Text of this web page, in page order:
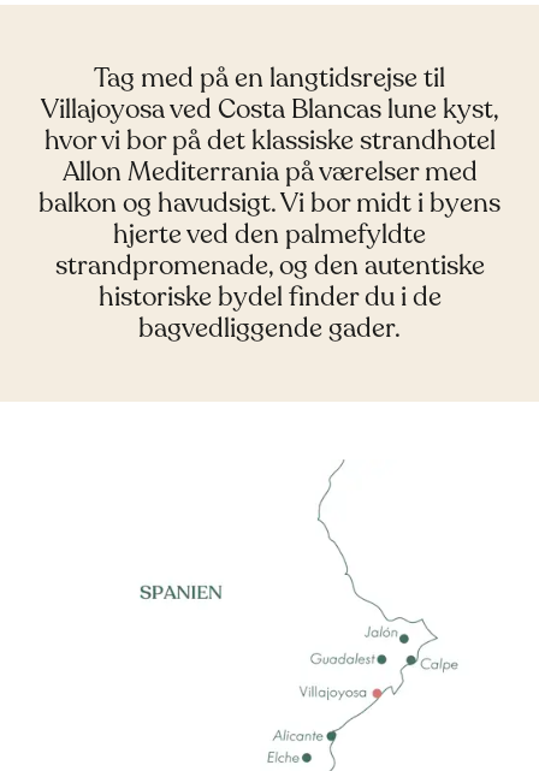
Tag med på en langtidsrejse til
Villajoyosa ved Costa Blancas lune kyst,
hvor vi bor på det klassiske strandhotel
Allon Mediterrania på værelser med
balkon og havudsigt. Vi bor midt i byens
hjerte ved den palmefyldte
strandpromenade, og den autentiske
historiske bydel finder du i de
bagvedliggende gader.